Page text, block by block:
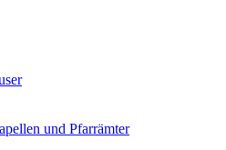
und Pfarrämter